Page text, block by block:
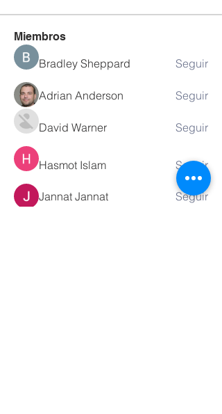
Miembros
Bradley Sheppard Seguir
Adrian Anderson Seguir
David Warner Seguir
Hasmot Islam Seguir
Jannat Jannat
Seguir